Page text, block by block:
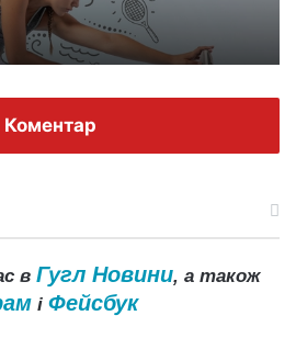
Коментар
в Гугл Новини, а також
і Фейсбук